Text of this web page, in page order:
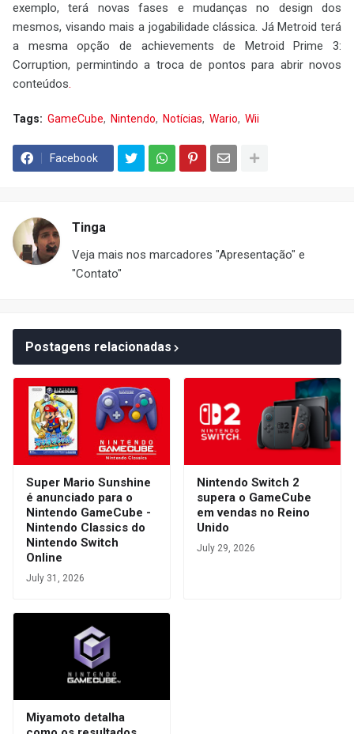
exemplo, terá novas fases e mudanças no design dos
mesmos, visando mais a jogabilidade clássica. Já Metroid terá
a mesma opção de achievements de Metroid Prime 3:
Corruption, permintindo a troca de pontos para abrir novos
conteúdos.
Tags: GameCube Nintendo Notícias Wario Wii
Facebook
Tinga
Veja mais nos marcadores "Apresentação" e
"Contato"
Postagens relacionadas
Super Mario Sunshine
é anunciado para o
Nintendo GameCube -
Nintendo Classics do
Nintendo Switch
Online
July 31, 2026
Nintendo Switch 2
supera o GameCube
em vendas no Reino
Unido
July 29, 2026
Miyamoto detalha